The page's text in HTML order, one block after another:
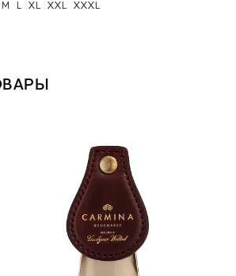
M L XL XXL XXXL